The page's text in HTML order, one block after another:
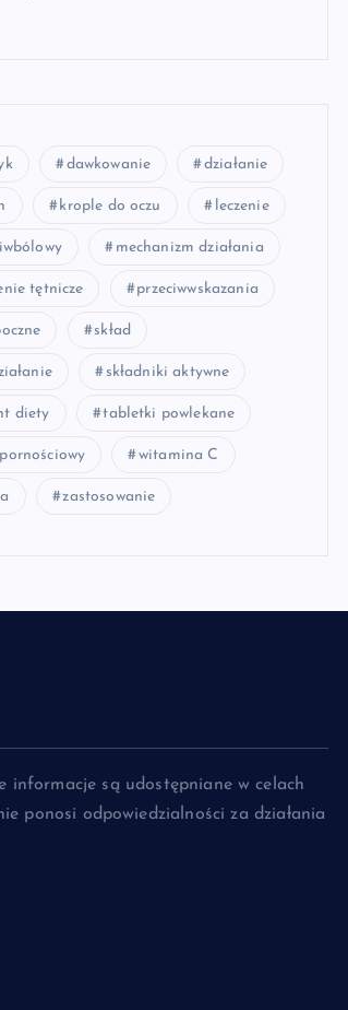
dawkowanie działanie
krople do oczu leczenie
mechanizm działania
tętnicze przeciwwskazania
skład
składniki aktywne
diety tabletki powlekane
witamina C
zastosowanie
informacje są udostępniane w celach
ponosi odpowiedzialności za działania